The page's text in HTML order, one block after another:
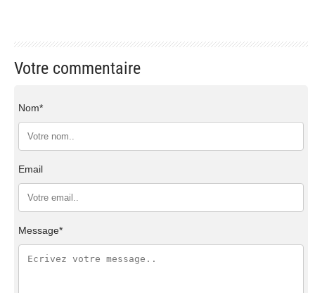
Votre commentaire
Nom*
Email
Message*